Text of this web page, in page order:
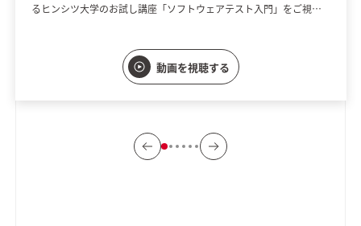
るヒンシツ大学のお試し講座「ソフトウェアテスト入門」をご視聴
学びたい方におすすめの入門動画です。
動画を視聴する